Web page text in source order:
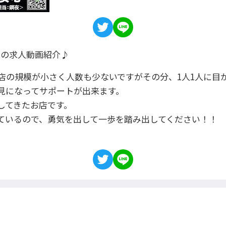
求人動画紹介♪
の規模が小さく人数も少ないですがその分、1人1人に目
なってサポートが出来ます。
きたお店です。
るので、勇気を出して一歩を踏み出してください！！